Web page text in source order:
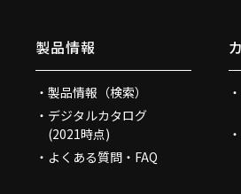
製品情報
製品情報（検索）
デジタルカタログ
(2021時点)
よくある質問・FAQ